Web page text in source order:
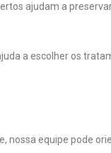
ajudam a
a escolher os
nossa equipe pode